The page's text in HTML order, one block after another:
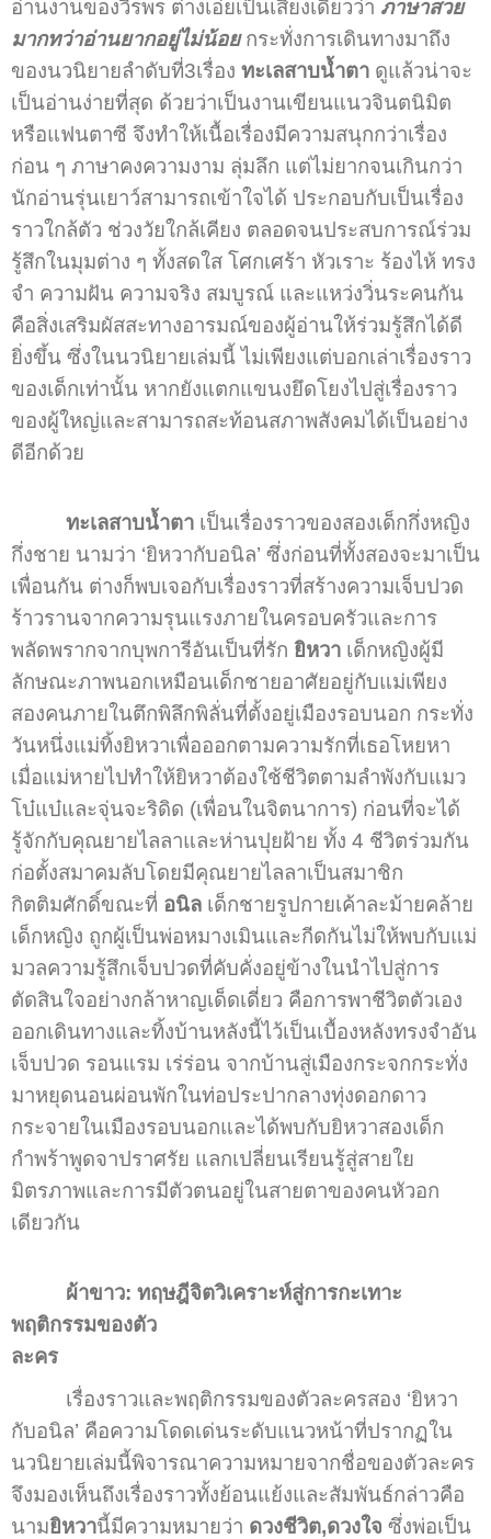
อ่านงานของวีรพร ต่างเอ่ยเป็นเสียงเดียวว่า ภาษาสวย
มากทว่าอ่านยากอยู่ไม่น้อยกระทั่งการเดินทางมาถึง
ของนวนิยายลำดับที่3เรื่อง ทะเลสาบน้ำตา ดูแล้วน่าจะ
เป็นอ่านง่ายที่สุด ด้วยว่าเป็นงานเขียนแนวจินตนิมิต
หรือแฟนตาซี จึงทำให้เนื้อเรื่องมีความสนุกกว่าเรื่อง
ก่อน ๆ ภาษาคงความงาม ลุ่มลึก แต่ไม่ยากจนเกินกว่า
นักอ่านรุ่นเยาว์สามารถเข้าใจได้ ประกอบกับเป็นเรื่อง
ราวใกล้ตัว ช่วงวัยใกล้เคียง ตลอดจนประสบการณ์ร่วม
รู้สึกในมุมต่าง ๆ ทั้งสดใส โศกเศร้า หัวเราะ ร้องไห้ ทรง
จำ ความฝัน ความจริง สมบูรณ์ และแหว่งวิ่นระคนกัน
คือสิ่งเสริมผัสสะทางอารมณ์ของผู้อ่านให้ร่วมรู้สึกได้ดี
ยิ่งขึ้น ซึ่งในนวนิยายเล่มนี้ ไม่เพียงแต่บอกเล่าเรื่องราว
ของเด็กเท่านั้น หากยังแตกแขนงยึดโยงไปสู่เรื่องราว
ของผู้ใหญ่และสามารถสะท้อนสภาพสังคมได้เป็นอย่าง
ดีอีกด้วย
ทะเลสาบน้ำตา เป็นเรื่องราวของสองเด็กกึ่งหญิง
กึ่งชาย นามว่า ‘ยิหวากับอนิล’ ซึ่งก่อนที่ทั้งสองจะมาเป็น
เพื่อนกัน ต่างก็พบเจอกับเรื่องราวที่สร้างความเจ็บปวด
ร้าวรานจากความรุนแรงภายในครอบครัวและการ
พลัดพรากจากบุพการีอันเป็นที่รัก ยิหวา เด็กหญิงผู้มี
ลักษณะภาพนอกเหมือนเด็กชายอาศัยอยู่กับแม่เพียง
สองคนภายในตึกพิลึกพิลั่นที่ตั้งอยู่เมืองรอบนอก กระทั่ง
วันหนึ่งแม่ทิ้งยิหวาเพื่อออกตามความรักที่เธอโหยหา
เมื่อแม่หายไปทำให้ยิหวาต้องใช้ชีวิตตามลำพังกับแมว
โบ๋แบ๋และจุ่นจะริดิด (เพื่อนในจิตนาการ) ก่อนที่จะได้
รู้จักกับคุณยายไลลาและห่านปุยฝ้าย ทั้ง 4 ชีวิตร่วมกัน
ก่อตั้งสมาคมลับโดยมีคุณยายไลลาเป็นสมาชิก
กิตติมศักดิ์ขณะที่ อนิล เด็กชายรูปกายเค้าละม้ายคล้าย
เด็กหญิง ถูกผู้เป็นพ่อหมางเมินและกีดกันไม่ให้พบกับแม่
มวลความรู้สึกเจ็บปวดที่คับคั่งอยู่ข้างในนำไปสู่การ
ตัดสินใจอย่างกล้าหาญเด็ดเดี่ยว คือการพาชีวิตตัวเอง
ออกเดินทางและทิ้งบ้านหลังนี้ไว้เป็นเบื้องหลังทรงจำอัน
เจ็บปวด รอนแรม เร่ร่อน จากบ้านสู่เมืองกระจกกระทั่ง
มาหยุดนอนผ่อนพักในท่อประปากลางทุ่งดอกดาว
กระจายในเมืองรอบนอกและได้พบกับยิหวาสองเด็ก
กำพร้าพูดจาปราศรัย แลกเปลี่ยนเรียนรู้สู่สายใย
มิตรภาพและการมีตัวตนอยู่ในสายตาของคนหัวอก
เดียวกัน
ผ้าขาว: ทฤษฎีจิตวิเคราะห์สู่การกะเทาะ
พฤติกรรมของตัว
ละคร
เรื่องราวและพฤติกรรมของตัวละครสอง ‘ยิหวา
กับอนิล’ คือความโดดเด่นระดับแนวหน้าที่ปรากฏใน
นวนิยายเล่มนี้พิจารณาความหมายจากชื่อของตัวละคร
จึงมองเห็นถึงเรื่องราวทั้งย้อนแย้งและสัมพันธ์กล่าวคือ
นามยิหวานี้มีความหมายว่า ดวงชีวิต,ดวงใจ ซึ่งพ่อเป็น